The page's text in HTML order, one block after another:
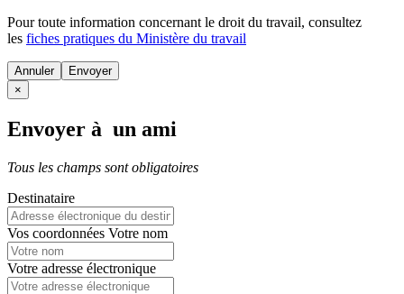
Pour toute information concernant le droit du travail, consultez
les fiches pratiques du Ministère du travail
Annuler
×
Envoyer à un ami
Tous les champs sont obligatoires
Destinataire
Vos coordonnées Votre nom
Votre adresse électronique